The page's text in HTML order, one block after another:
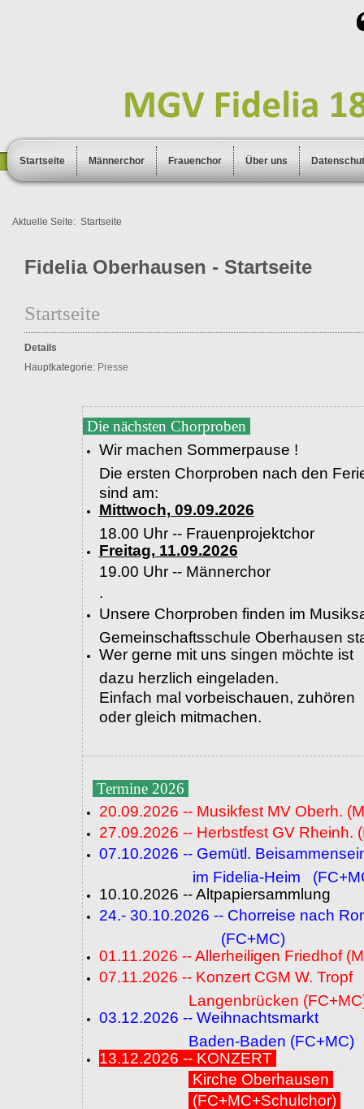
Startseite Männerchor Frauenchor Über uns
Aktuelle Seite: Startseite
Fidelia Oberhausen - Startseite
Startseite
Details
Hauptkategorie: Presse
Die nächsten Chorproben
Wir machen Sommerpause !
Die ersten Chorproben nach den
sind am:
Mittwoch, 09.09.2026
18.00 Uhr -- Frauenprojektchor
Freitag, 11.09.2026
19.00 Uhr -- Männerchor
.
Unsere Chorproben finden im
Gemeinschaftsschule Oberhausen
Wer gerne mit uns singen möchte ist
dazu herzlich eingeladen.
Einfach mal vorbeischauen, zuhören
oder gleich mitmachen.
Termine 2026
20.09.2026 -- Musikfest MV Oberh.
27.09.2026 -- Herbstfest GV Rheinh.
07.10.2026 -- Gemütl.
im Fidelia-Heim
10.10.2026 -- Altpapiersammlung
24.- 30.10.2026 -- Chorreise nach
(FC+MC)
01.11.2026 -- Allerheiligen Friedhof
07.11.2026 -- Konzert CGM W. Tropf
Langenbrücken
03.12.2026 -- Weihnachtsmarkt
Baden-Baden (FC+MC)
13.12.2026 -- KONZERT
Kirche Oberhausen
(FC+MC+Schulchor)